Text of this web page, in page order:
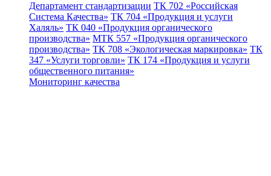
Департамент стандартизации ТК 702 «Российская
Система Качества» ТК 704 «Продукция и услуги
Халяль» ТК 040 «Продукция органического
производства» МТК 557 «Продукция органического
производства» ТК 708 «Экологическая маркировка» ТК
347 «Услуги торговли» ТК 174 «Продукция и услуги
общественного питания»
Мониторинг качества